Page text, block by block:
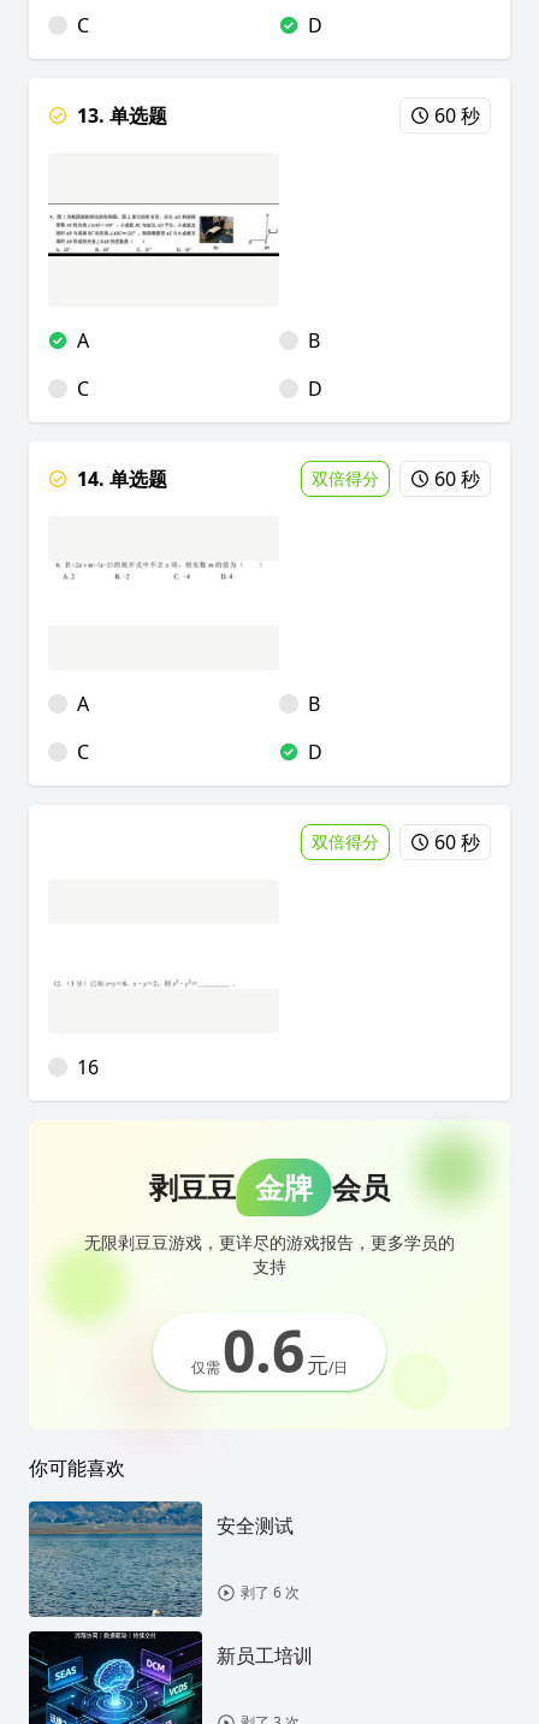
C
D
13. 单选题 60 秒
A
B
C
D
14. 单选题 双倍得分 60 秒
A
B
C
D
双倍得分 60 秒
16
剥豆豆 金牌 会员
无限剥豆豆游戏，更详尽的游戏报告，更多学员的
支持
仅需0.6元/日
你可能喜欢
安全测试
剥了 6 次
新员工培训